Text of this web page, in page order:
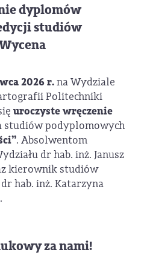
dyplomów
studiów
2026 r.na Wydziale
Politechniki
uroczyste wręczenie
studiów podyplomowych
. Absolwentom
dr hab. inż. Janusz
kierownik studiów
hab. inż. Katarzyna
za nami!